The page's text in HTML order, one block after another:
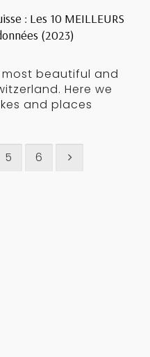
: Les 10 MEILLEURS
(2023)
beautiful and
Here we
and places
5 6